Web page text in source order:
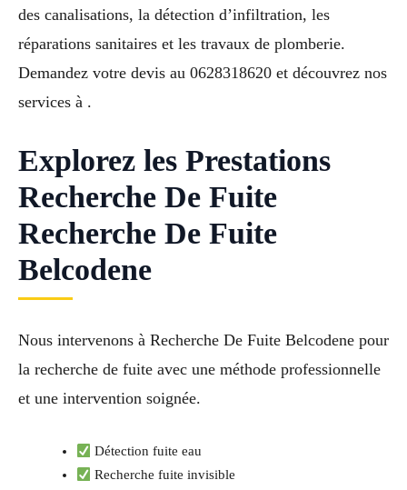
des canalisations, la détection d’infiltration, les
réparations sanitaires et les travaux de plomberie.
Demandez votre devis au 0628318620 et découvrez nos
services à .
Explorez les Prestations
Recherche De Fuite
Recherche De Fuite
Belcodene
Nous intervenons à Recherche De Fuite Belcodene pour
la recherche de fuite avec une méthode professionnelle
et une intervention soignée.
Détection fuite eau
Recherche fuite invisible